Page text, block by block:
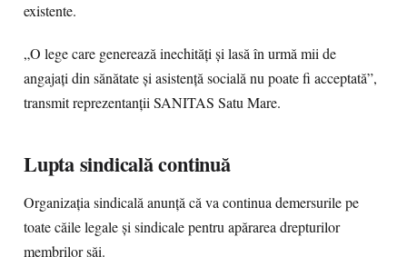
existente.
„O lege care generează inechități și lasă în urmă mii de
angajați din sănătate și asistență socială nu poate fi acceptată”,
transmit reprezentanții SANITAS Satu Mare.
Lupta sindicală continuă
Organizația sindicală anunță că va continua demersurile pe
toate căile legale și sindicale pentru apărarea drepturilor
membrilor săi.